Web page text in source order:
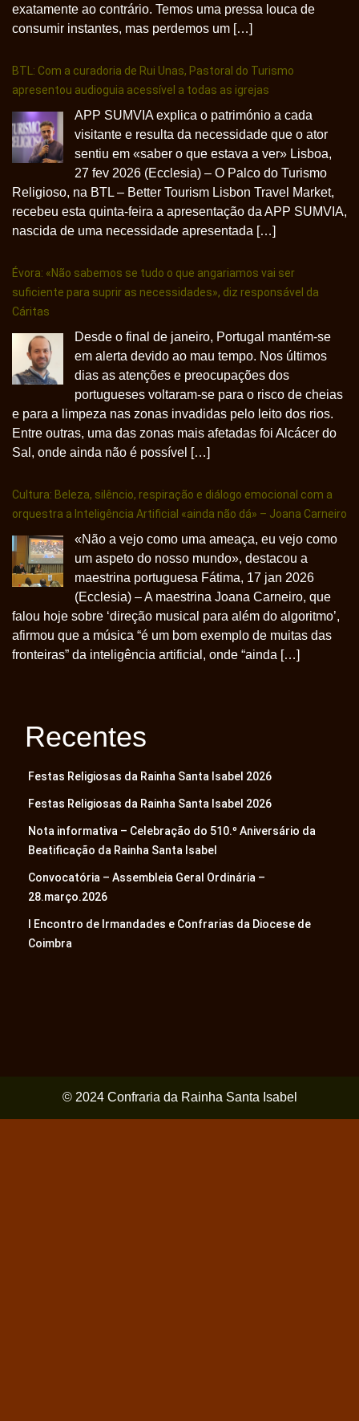
exatamente ao contrário. Temos uma pressa louca de
consumir instantes, mas perdemos um […]
BTL: Com a curadoria de Rui Unas, Pastoral do Turismo
apresentou audioguia acessível a todas as igrejas
APP SUMVIA explica o património a cada
visitante e resulta da necessidade que o ator
sentiu em «saber o que estava a ver» Lisboa,
27 fev 2026 (Ecclesia) – O Palco do Turismo
Religioso, na BTL – Better Tourism Lisbon Travel Market,
recebeu esta quinta-feira a apresentação da APP SUMVIA,
nascida de uma necessidade apresentada […]
Évora: «Não sabemos se tudo o que angariamos vai ser
suficiente para suprir as necessidades», diz responsável da
Cáritas
Desde o final de janeiro, Portugal mantém-se
em alerta devido ao mau tempo. Nos últimos
dias as atenções e preocupações dos
portugueses voltaram-se para o risco de cheias
e para a limpeza nas zonas invadidas pelo leito dos rios.
Entre outras, uma das zonas mais afetadas foi Alcácer do
Sal, onde ainda não é possível […]
Cultura: Beleza, silêncio, respiração e diálogo emocional com a
orquestra a Inteligência Artificial «ainda não dá» – Joana Carneiro
«Não a vejo como uma ameaça, eu vejo como
um aspeto do nosso mundo», destacou a
maestrina portuguesa Fátima, 17 jan 2026
(Ecclesia) – A maestrina Joana Carneiro, que
falou hoje sobre ‘direção musical para além do algoritmo’,
afirmou que a música “é um bom exemplo de muitas das
fronteiras” da inteligência artificial, onde “ainda […]
Recentes
Festas Religiosas da Rainha Santa Isabel 2026
Festas Religiosas da Rainha Santa Isabel 2026
Nota informativa – Celebração do 510.º Aniversário da
Beatificação da Rainha Santa Isabel
Convocatória – Assembleia Geral Ordinária –
28.março.2026
I Encontro de Irmandades e Confrarias da Diocese de
Coimbra
© 2024 Confraria da Rainha Santa Isabel